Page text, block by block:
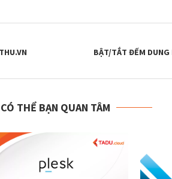
BẬT/TẮT ĐẾM DUNG
CÓ THỂ BẠN QUAN TÂM